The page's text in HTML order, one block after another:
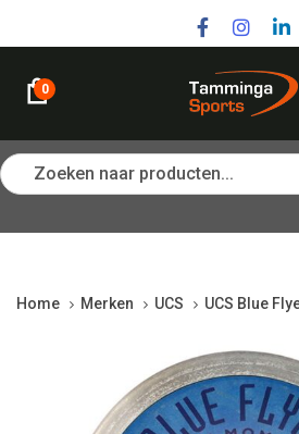
navigation
content
0
Zoeken naar producten...
Home Merken UCS UCS Blue